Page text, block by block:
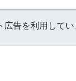
告を利用してい